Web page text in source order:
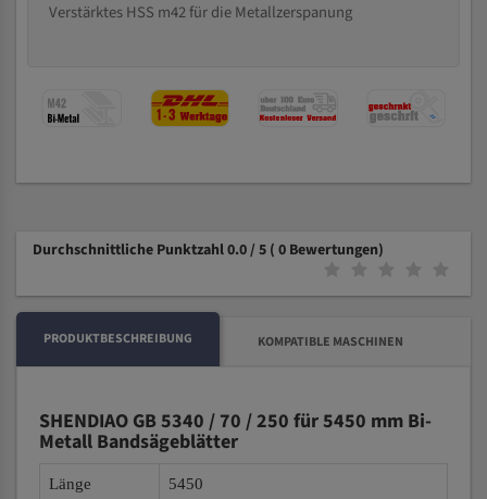
Verstärktes HSS m42 für die Metallzerspanung
Durchschnittliche Punktzahl 0.0 / 5 ( 0 Bewertungen)
PRODUKTBESCHREIBUNG KOMPATIBLE MASCHINEN
SHENDIAO GB 5340 / 70 / 250 für 5450 mm Bi-
Metall Bandsägeblätter
Länge 5450